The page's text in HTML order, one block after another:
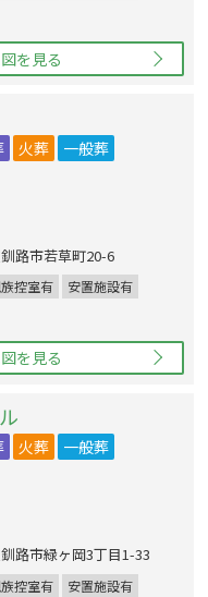
を見る
火葬
一般葬
路市若草町20-6
控室有
安置施設有
を見る
火葬
一般葬
路市緑ヶ岡3丁目1-33
控室有
安置施設有